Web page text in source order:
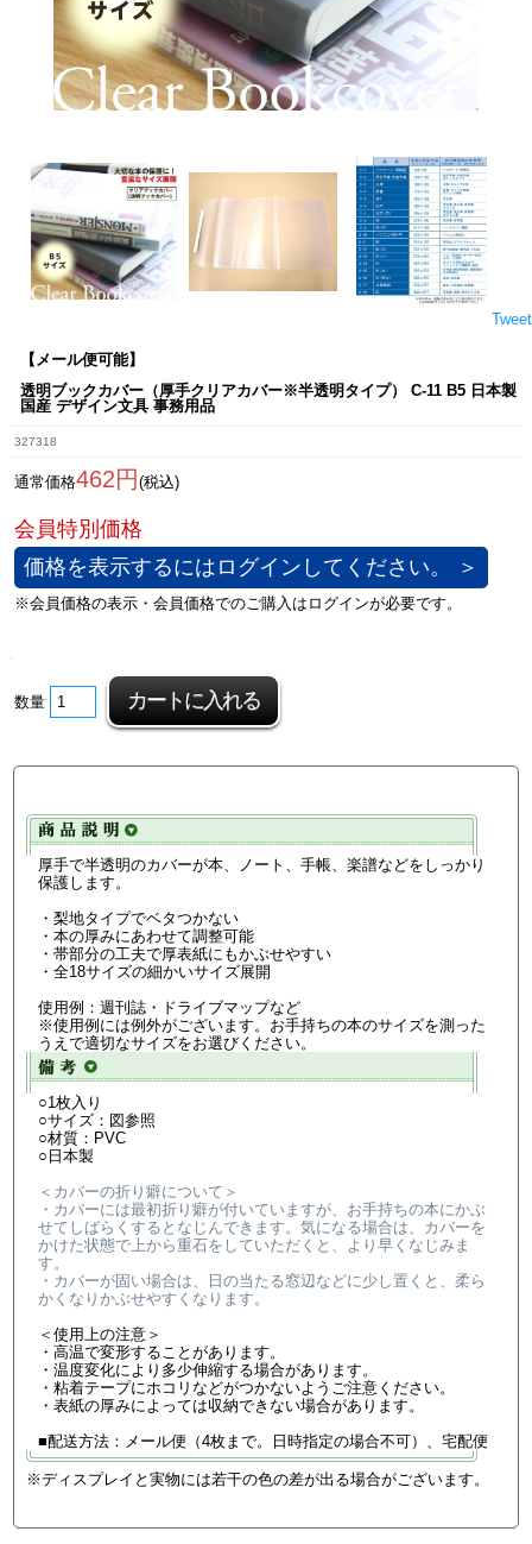
Tweet
【メール便可能】
透明ブックカバー（厚手クリアカバー※半透明タイプ） C-11 B5 日本製
国産 デザイン文具 事務用品
327318
通常価格462円 (税込)
価格を表示するにはログインしてください。 ＞
数量
厚手で半透明のカバーが本、ノート、手帳、楽譜などをしっかり
保護します。
・梨地タイプでベタつかない
・本の厚みにあわせて調整可能
・帯部分の工夫で厚表紙にもかぶせやすい
・全18サイズの細かいサイズ展開
使用例：週刊誌・ドライブマップなど
※使用例には例外がございます。お手持ちの本のサイズを測った
うえで適切なサイズをお選びください。
○1枚入り
○サイズ：図参照
○材質：PVC
○日本製
＜カバーの折り癖について＞
・カバーには最初折り癖が付いていますが、お手持ちの本にかぶ
せてしばらくするとなじんできます。気になる場合は、カバーを
かけた状態で上から重石をしていただくと、より早くなじみま
す。
・カバーが固い場合は、日の当たる窓辺などに少し置くと、柔ら
かくなりかぶせやすくなります。
＜使用上の注意＞
・高温で変形することがあります。
・温度変化により多少伸縮する場合があります。
・粘着テープにホコリなどがつかないようご注意ください。
・表紙の厚みによっては収納できない場合があります。
■配送方法：メール便（4枚まで。日時指定の場合不可）、宅配便
※ディスプレイと実物には若干の色の差が出る場合がございます。